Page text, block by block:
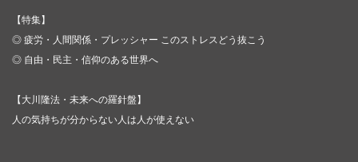
【特集】
◎ 疲労・人間関係・プレッシャー このストレスどう抜こう
◎ 自由・民主・信仰のある世界へ
【大川隆法・未来への羅針盤】
人の気持ちが分からない人は人が使えない